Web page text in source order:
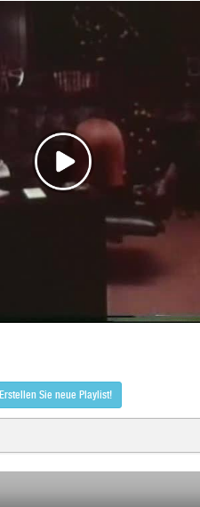
Erstellen Sie neue Playlist!